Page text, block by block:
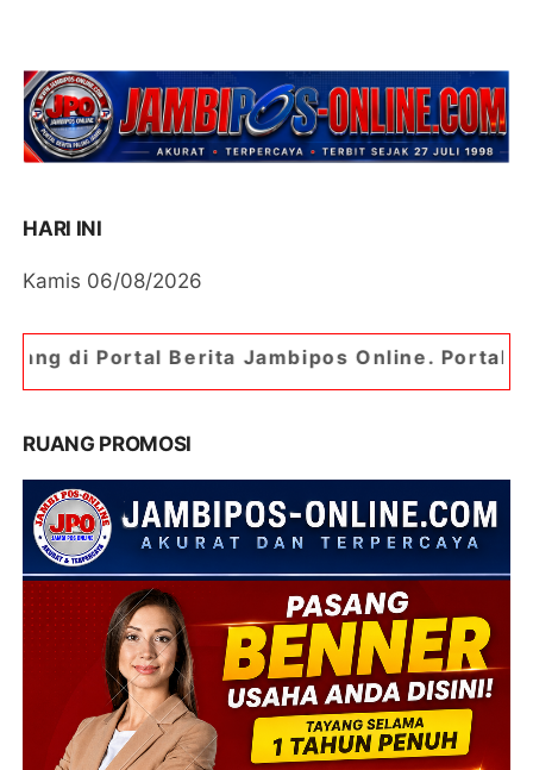
HARI INI
Kamis 06/08/2026
Jambipos Online. Portal Berita Paling
RUANG PROMOSI